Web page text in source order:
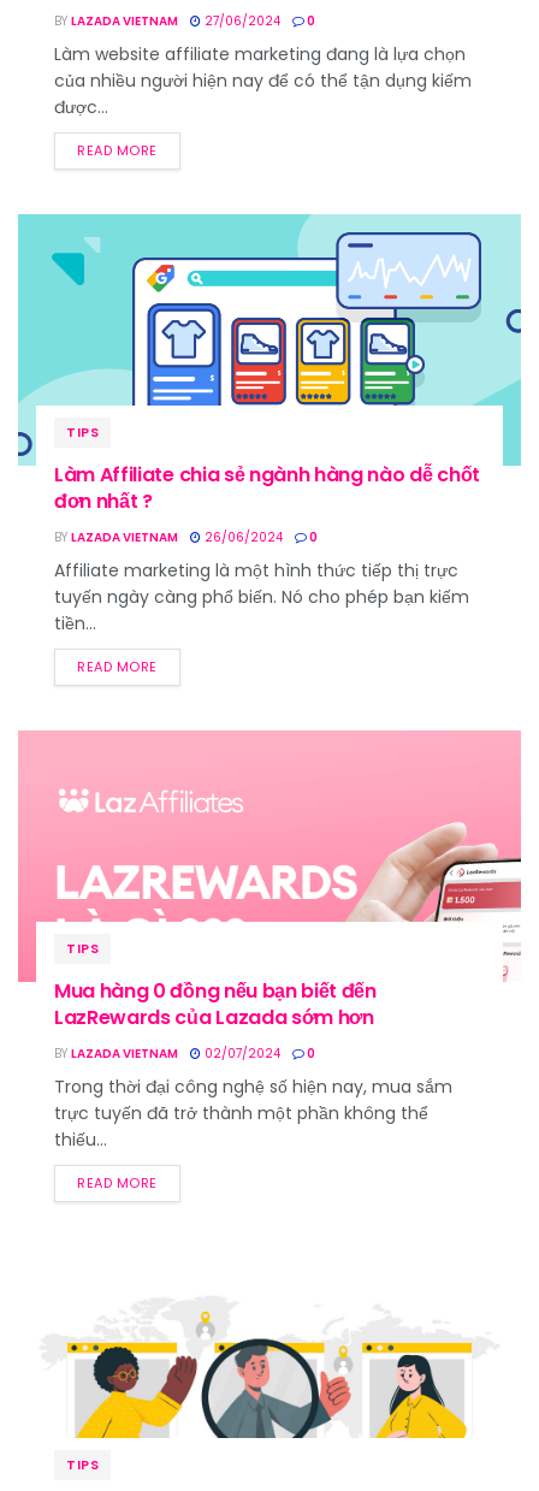
BY LAZADA VIETNAM 27/06/2024 0
Làm website affiliate marketing đang là lựa chọn
của nhiều người hiện nay để có thể tận dụng kiếm
được...
READ MORE
TIPS
Làm Affiliate chia sẻ ngành hàng nào dễ chốt
đơn nhất ?
BY LAZADA VIETNAM 26/06/2024 0
Affiliate marketing là một hình thức tiếp thị trực
tuyến ngày càng phổ biến. Nó cho phép bạn kiếm
tiền...
READ MORE
TIPS
Mua hàng 0 đồng nếu bạn biết đến
LazRewards của Lazada sớm hơn
BY LAZADA VIETNAM 02/07/2024 0
Trong thời đại công nghệ số hiện nay, mua sắm
trực tuyến đã trở thành một phần không thể
thiếu...
READ MORE
TIPS